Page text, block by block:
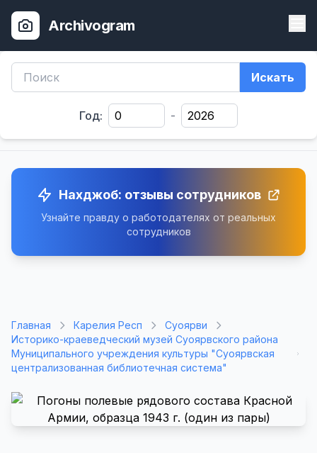
Archivogram
Искать
Год: -
Нахджоб: отзывы сотрудников
Узнайте правду о работодателях от реальных
сотрудников
Главная Карелия Респ
Суоярви
Историко-краеведческий музей Суоярвского района
Муниципального учреждения культуры "Суоярвская
централизованная библиотечная система"